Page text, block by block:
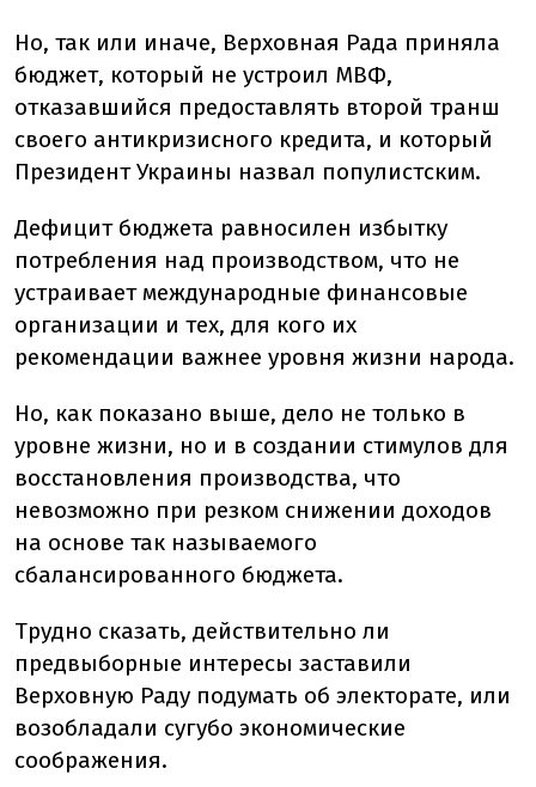
Но, так или иначе, Верховная Рада приняла
бюджет, который не устроил МВФ,
отказавшийся предоставлять второй транш
своего антикризисного кредита, и который
Президент Украины назвал популистским.
Дефицит бюджета равносилен избытку
потребления над производством, что не
устраивает международные финансовые
организации и тех, для кого их
рекомендации важнее уровня жизни народа.
Но, как показано выше, дело не только в
уровне жизни, но и в создании стимулов для
восстановления производства, что
невозможно при резком снижении доходов
на основе так называемого
сбалансированного бюджета.
Трудно сказать, действительно ли
предвыборные интересы заставили
Верховную Раду подумать об электорате, или
возобладали сугубо экономические
соображения.